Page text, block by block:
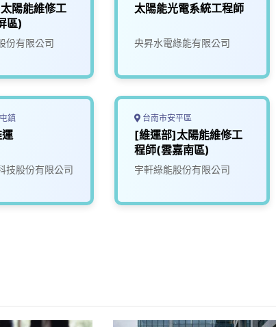
陽能維修工
區)
份有限公司
鎮
技股份有限公司
太陽能光電系統工程師
央昇水電綠能有限公司
台南市安平區
[維運部]太陽能維修工
程師(雲嘉南區)
宇軒綠能股份有限公司